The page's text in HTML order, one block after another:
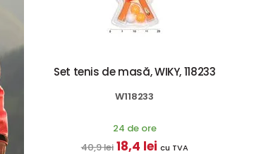
Set tenis de masă, WIKY, 118233
W118233
24 de ore
40,9 lei 18,4 lei cu TVA